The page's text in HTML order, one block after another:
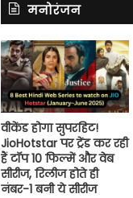
मनोरंजन
वीकेंड होगा सुपरहिट!
JioHotstar पर ट्रेंड कर रही
हैं टॉप 10 फिल्में और वेब
सीरीज, रिलीज होते ही
नंबर-1 बनी ये सीरीज